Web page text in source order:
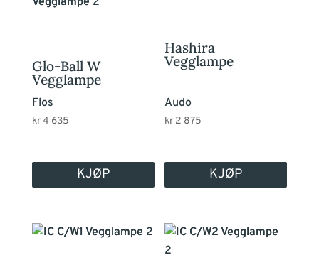
Glo-Ball W
Vegglampe
Flos
kr4 635
KJØP
Hashira
Vegglampe
Audo
kr 2 875
KJØP
Dette
Dette
produktet